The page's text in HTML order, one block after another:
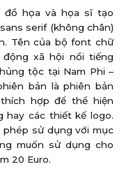
đồ họa và họa sĩ tạo
serif (không chân)
Tên của bộ font chữ
xã hội nổi tiếng
tộc tại Nam Phi –
bản là phiên bản
hợp để thể hiện
hay các thiết kế logo.
phép sử dụng với mục
muốn sử dụng cho
20 Euro.